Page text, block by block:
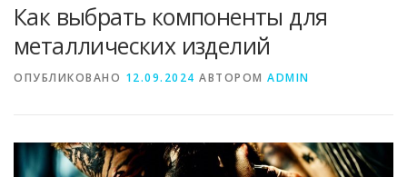
МЕТАЛЛЫ И ОКРУЖАЮЩАЯ СРЕДА
СВОЙСТВА МЕТАЛЛОВ СОРТА МЕТАЛЛОВ
Как выбрать компоненты для
металлических изделий
ОПУБЛИКОВАНО 12.09.2024 АВТОРОМ ADMIN